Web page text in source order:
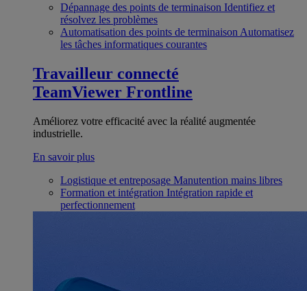
Dépannage des points de terminaison Identifiez et
résolvez les problèmes
Automatisation des points de terminaison Automatisez
les tâches informatiques courantes
Travailleur connecté
TeamViewer Frontline
Améliorez votre efficacité avec la réalité augmentée
industrielle.
En savoir plus
Logistique et entreposage Manutention mains libres
Formation et intégration Intégration rapide et
perfectionnement